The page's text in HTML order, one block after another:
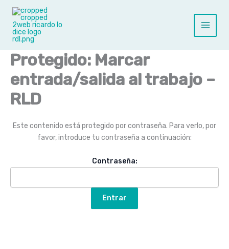
contenido
Main
Menu
Protegido: Marcar
entrada/salida al trabajo –
RLD
Este contenido está protegido por contraseña. Para verlo, por
favor, introduce tu contraseña a continuación:
Contraseña: